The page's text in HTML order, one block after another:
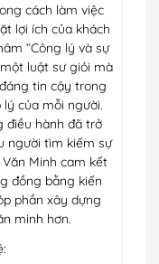
cách làm việc
lợi ích của khách
“Công lý và sự
luật sư giỏi mà
tin cậy trong
của mỗi người.
điều hành đã trở
người tìm kiếm sự
Minh cam kết
đồng bằng kiến
phần xây dựng
minh hơn.